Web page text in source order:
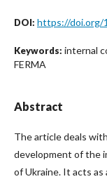
DOI: https://doi.org/
Keywords: internal
FERMA
Abstract
The article deals
development of the
of Ukraine. It acts